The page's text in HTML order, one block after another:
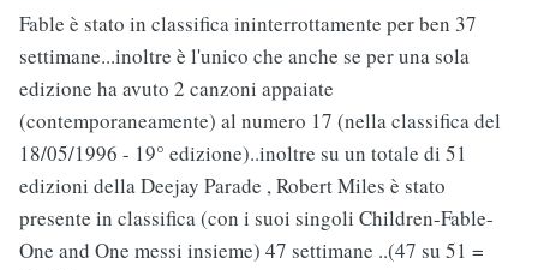
Fable è stato in classifica ininterrottamente per ben 37
settimane...inoltre è l'unico che anche se per una sola
edizione ha avuto 2 canzoni appaiate
(contemporaneamente) al numero 17 (nella classifica del
18/05/1996 - 19° edizione)..inoltre su un totale di 51
edizioni della Deejay Parade , Robert Miles è stato
presente in classifica (con i suoi singoli Children-Fable-
One and One messi insieme) 47 settimane ..(47 su 51 =